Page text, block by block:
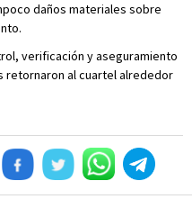
daños materiales sobre
verificación y aseguramiento
al cuartel alrededor